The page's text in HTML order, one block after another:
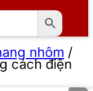
nhôm /
cách điện